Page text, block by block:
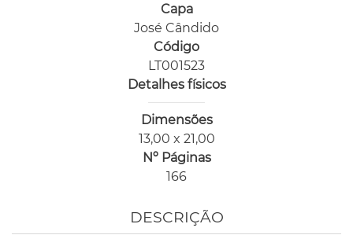
Capa
José Cândido
Código
LT001523
Detalhes físicos
Dimensões
13,00 x 21,00
Nº Páginas
166
DESCRIÇÃO